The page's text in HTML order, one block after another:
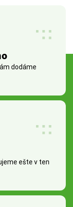
dodáme
ešte v ten